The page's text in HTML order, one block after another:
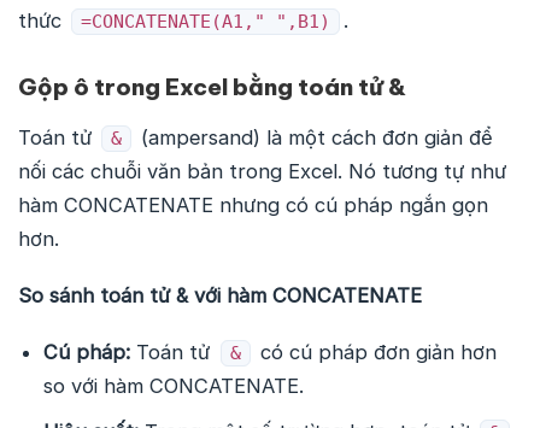
thức
=CONCATENATE(A1," ",B1) .
Gộp ô trong Excel bằng toán tử &
Toán tử &
(ampersand) là một cách đơn giản để
nối các chuỗi văn bản trong Excel. Nó tương tự như
hàm CONCATENATE nhưng có cú pháp ngắn gọn
hơn.
So sánh toán tử & với hàm CONCATENATE
Cú pháp: Toán tử &
có cú pháp đơn giản hơn
so với hàm CONCATENATE.